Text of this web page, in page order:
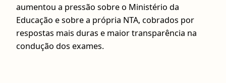
aumentou a pressão sobre o Ministério da
Educação e sobre a própria NTA, cobrados por
respostas mais duras e maior transparência na
condução dos exames.